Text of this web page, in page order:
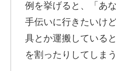
例を挙げると、「あ
手伝いに行きたいけ
具とか運搬している
を割ったりしてしま